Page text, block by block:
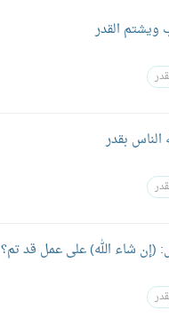
القدر
الناس بقدر
(إن شاء الله) على عمل قد تم؟